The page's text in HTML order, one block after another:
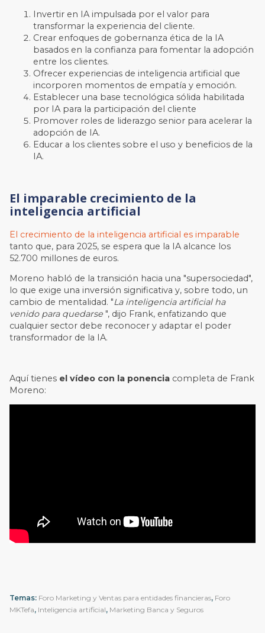
Invertir en IA impulsada por el valor para
transformar la experiencia del cliente.
Crear enfoques de gobernanza ética de la IA
basados en la confianza para fomentar la adopción
entre los clientes.
Ofrecer experiencias de inteligencia artificial que
incorporen momentos de empatía y emoción.
Establecer una base tecnológica sólida habilitada
por IA para la participación del cliente
Promover roles de liderazgo senior para acelerar la
adopción de IA.
Educar a los clientes sobre el uso y beneficios de la
IA.
El imparable crecimiento de la
inteligencia artificial
El crecimiento de la inteligencia artificial es imparable
tanto que, para 2025, se espera que la IA alcance los
52.700 millones de euros.
Moreno habló de la transición hacia una "supersociedad",
lo que exige una inversión significativa y, sobre todo, un
cambio de mentalidad. "La inteligencia artificial ha
venido para quedarse ", dijo Frank, enfatizando que
cualquier sector debe reconocer y adaptar el poder
transformador de la IA.
Aquí tienes el vídeo con la ponencia completa de Frank
Moreno:
Temas: Foro Marketing y Ventas para entidades financieras, Foro
MKTefa, Inteligencia artificial, Marketing Banca y Seguros